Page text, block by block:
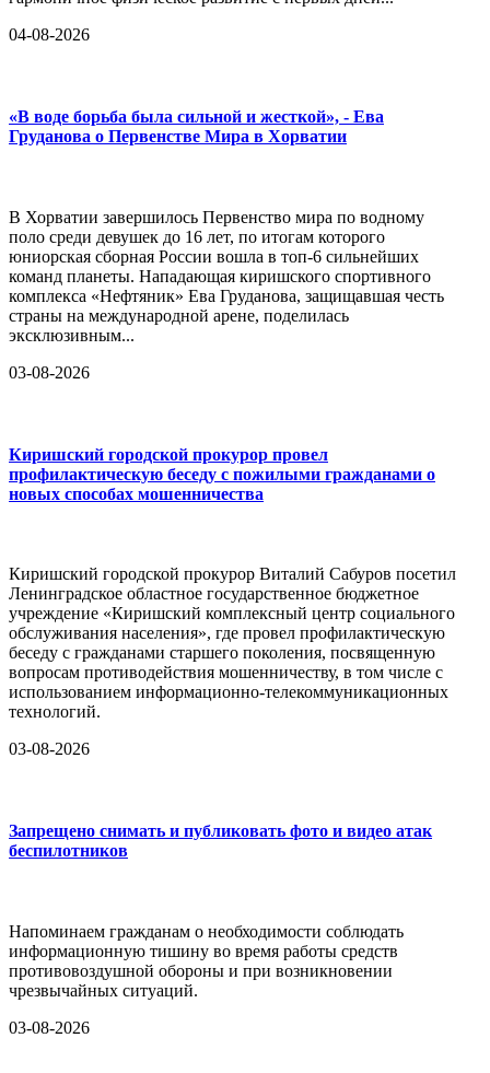
04-08-2026
«В воде борьба была сильной и жесткой», - Ева
Груданова о Первенстве Мира в Хорватии
В Хорватии завершилось Первенство мира по водному
поло среди девушек до 16 лет, по итогам которого
юниорская сборная России вошла в топ-6 сильнейших
команд планеты. Нападающая киришского спортивного
комплекса «Нефтяник» Ева Груданова, защищавшая честь
страны на международной арене, поделилась
эксклюзивным...
03-08-2026
Киришский городской прокурор провел
профилактическую беседу с пожилыми гражданами о
новых способах мошенничества
Киришский городской прокурор Виталий Сабуров посетил
Ленинградское областное государственное бюджетное
учреждение «Киришский комплексный центр социального
обслуживания населения», где провел профилактическую
беседу с гражданами старшего поколения, посвященную
вопросам противодействия мошенничеству, в том числе с
использованием информационно-телекоммуникационных
технологий.
03-08-2026
Запрещено снимать и публиковать фото и видео атак
беспилотников
Напоминаем гражданам о необходимости соблюдать
информационную тишину во время работы средств
противовоздушной обороны и при возникновении
чрезвычайных ситуаций.
03-08-2026